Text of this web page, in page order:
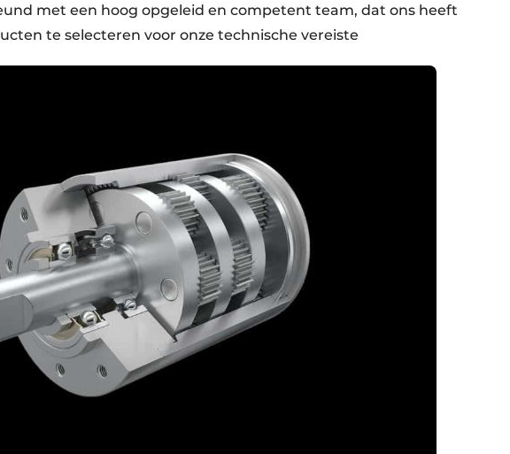
met een hoog opgeleid en competent team, dat ons heeft
te selecteren voor onze technische vereiste